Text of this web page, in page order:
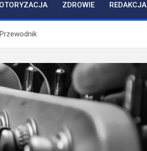
ZDROWIE REDAKCJA